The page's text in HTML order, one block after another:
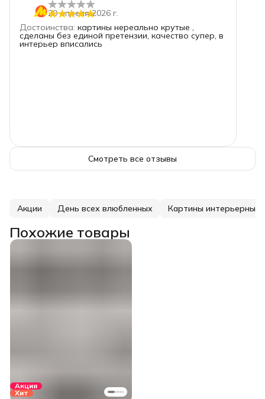
звезды
2 звезды
1 звезда
20 апреля 2026 г.
Достоинства: картины нереально крутые ,
сделаны без единой претензии, качество супер, в
интерьер вписались
Смотреть все отзывы
Акции День всех влюбленных Картины интерьерные
Похожие товары
Акция
Хит